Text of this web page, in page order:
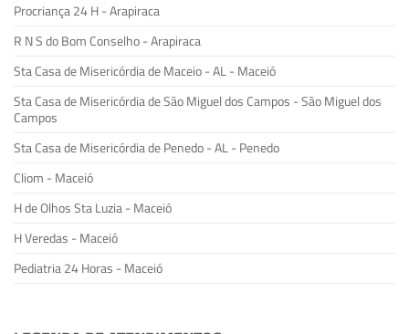
Procriança 24 H - Arapiraca
R N S do Bom Conselho - Arapiraca
Sta Casa de Misericórdia de Maceio - AL - Maceió
Sta Casa de Misericórdia de São Miguel dos Campos - São Miguel dos
Campos
Sta Casa de Misericórdia de Penedo - AL - Penedo
Cliom - Maceió
H de Olhos Sta Luzia - Maceió
H Veredas - Maceió
Pediatria 24 Horas - Maceió